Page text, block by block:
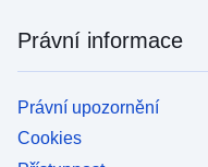
Právní informace
Právní upozornění
Cookies